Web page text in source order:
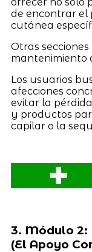
de encontrar el
cutánea
Otras
mantenimiento
Los usuarios
afecciones
evitar la
y productos
capilar o la
3. Módulo 2:
(El Apoyo